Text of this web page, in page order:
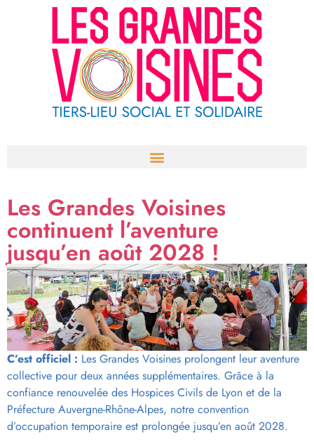
Les Grandes Voisines
continuent l’aventure
jusqu’en août 2028 !
C’est officiel : Les Grandes Voisines prolongent leur aventure
collective pour deux années supplémentaires. Grâce à la
confiance renouvelée des Hospices Civils de Lyon et de la
Préfecture Auvergne-Rhône-Alpes, notre convention
d’occupation temporaire est prolongée jusqu’en août 2028.